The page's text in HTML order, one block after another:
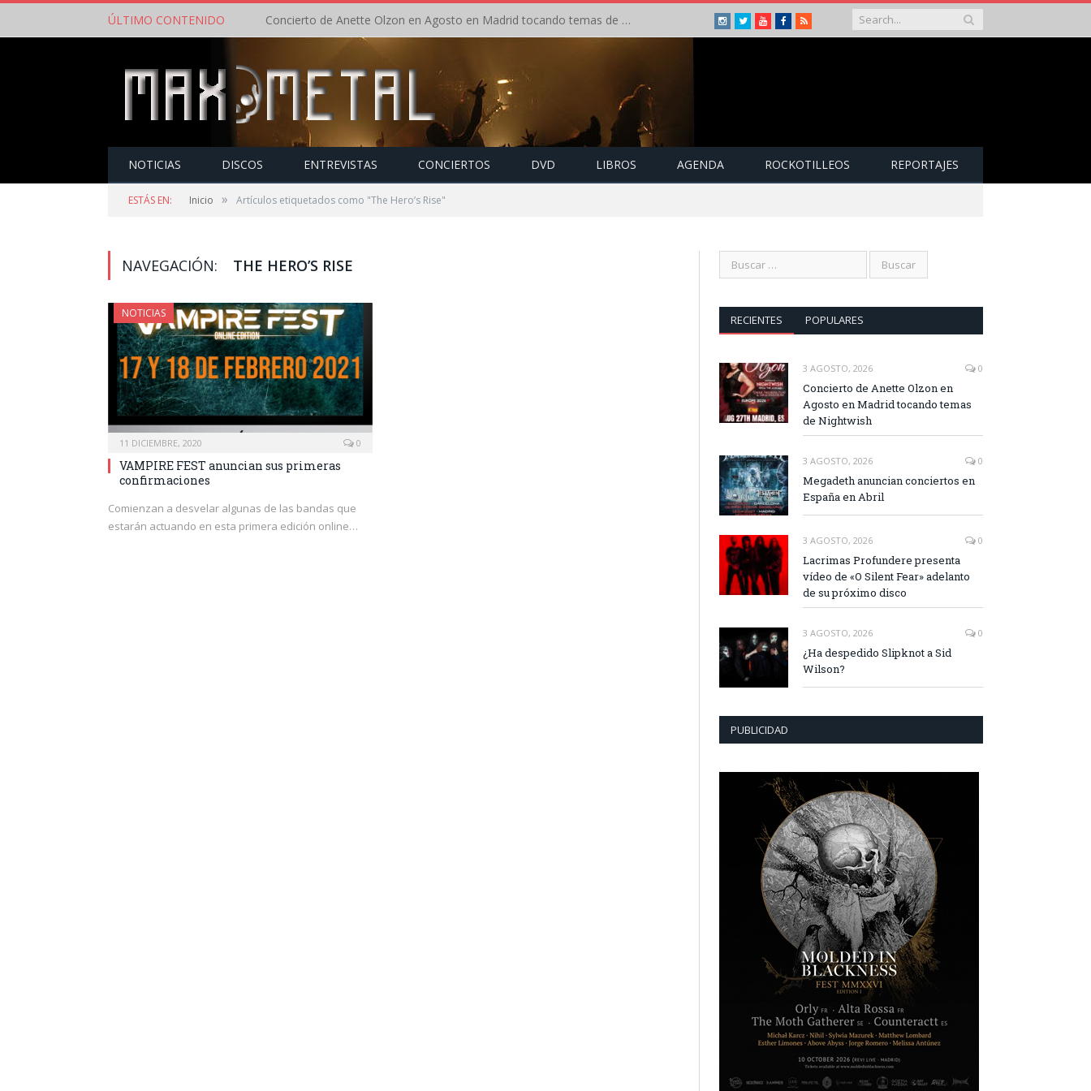
ÚLTIMO CONTENIDO Concierto de Anette Olzon en Agosto en Madrid tocando temas de Nightwish Instagram
TwitterYoutubeFacebook
RSS
NOTICIAS DISCOS ENTREVISTAS CONCIERTOS DVD LIBROS AGENDA ROCKOTILLEOS REPORTAJES
ESTÁS EN: Inicio » Artículos etiquetados como "The Hero’s Rise"
NAVEGACIÓN: THE HERO’S RISE
NOTICIAS
11 DICIEMBRE, 2020 0
VAMPIRE FEST anuncian sus primeras
confirmaciones
Comienzan a desvelar algunas de las bandas que
estarán actuando en esta primera edición online…
RECIENTES POPULARES
3 AGOSTO, 2026 0
Concierto de Anette Olzon en
Agosto en Madrid tocando temas
de Nightwish
3 AGOSTO, 2026 0
Megadeth anuncian conciertos en
España en Abril
3 AGOSTO, 2026 0
Lacrimas Profundere presenta
vídeo de «O Silent Fear» adelanto
de su próximo disco
3 AGOSTO, 2026 0
¿Ha despedido Slipknot a Sid
Wilson?
PUBLICIDAD